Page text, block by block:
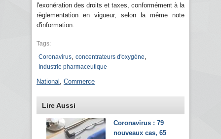
l'exonération des droits et taxes, conformément à la
règlementation en vigueur, selon la même note
d'information.
Tags:
Coronavirus concentrateurs d'oxygène
Industrie pharmaceutique
National Commerce
Lire Aussi
Coronavirus : 79
nouveaux cas, 65